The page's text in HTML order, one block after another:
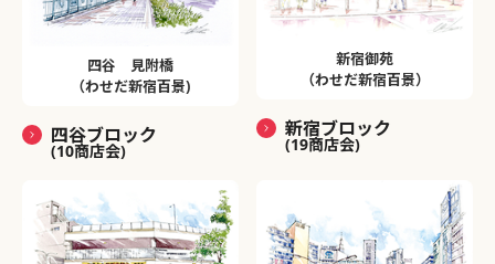
四谷 見附橋
（わせだ新宿百景)
四谷ブロック
(10商店会)
新宿御苑
（わせだ新宿百景）
新宿ブロック
(19商店会)